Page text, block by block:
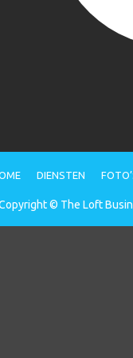
DIENSTEN
© The Loft